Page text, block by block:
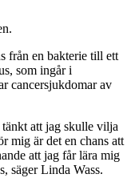
från en bakterie till ett
som ingår i
cancersjukdomar av
att jag skulle vilja
mig är det en chans att
att jag får lära mig
säger Linda Wass.